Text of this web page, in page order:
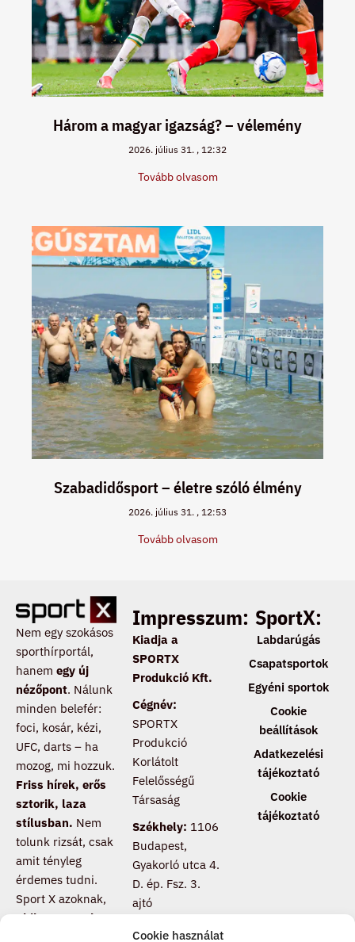
Cookie használat
Három a magyar igazság? – vélemény
2026. július 31. 12:32
Tovább olvasom
Szabadidősport – életre szóló élmény
2026. július 31. 12:53
Tovább olvasom
Nem egy szokásos
sporthírportál,
hanem egy új
nézőpont. Nálunk
minden belefér:
foci, kosár, kézi,
UFC, darts – ha
mozog, mi hozzuk.
Friss hírek, erős
sztorik, laza
stílusban. Nem
tolunk rizsát, csak
amit tényleg
érdemes tudni.
Sport X azoknak,
akik nem csak
Impresszum:
Kiadja a
SPORTX
Produkció Kft.
Cégnév:
SPORTX
Produkció
Korlátolt
Felelősségű
Társaság
Székhely: 1106
Budapest,
Gyakorló utca 4.
D. ép. Fsz. 3.
ajtó
SportX:
Labdarúgás
Csapatsportok
Egyéni sportok
Cookie
beállítások
Adatkezelési
tájékoztató
Cookie
tájékoztató